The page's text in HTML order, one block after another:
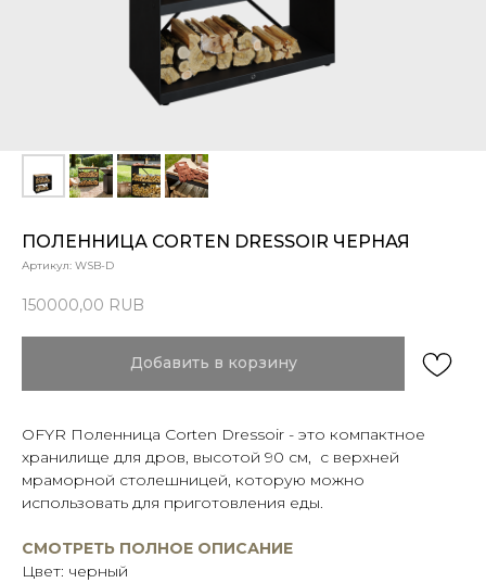
ПОЛЕННИЦА CORTEN DRESSOIR ЧЕРНАЯ
Артикул: WSB-D
150000,00 RUB
Добавить в корзину
OFYR Поленница Corten Dressoir - это компактное
хранилище для дров, высотой 90 см, с верхней
мраморной столешницей, которую можно
использовать для приготовления еды.
СМОТРЕТЬ ПОЛНОЕ ОПИСАНИЕ
Цвет: черный